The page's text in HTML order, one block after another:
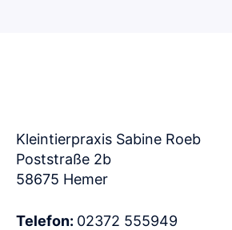
Kleintierpraxis Sabine Roeb
Poststraße 2b
58675 Hemer
Telefon: 02372 555949